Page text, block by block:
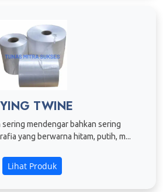
TWINE
sering mendengar bahkan sering
yang berwarna hitam, putih, m...
Lihat Produk